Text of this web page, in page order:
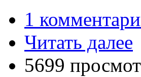
1
Читать далее
5699